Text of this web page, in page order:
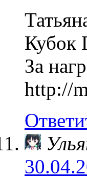
Кубок
За
http://